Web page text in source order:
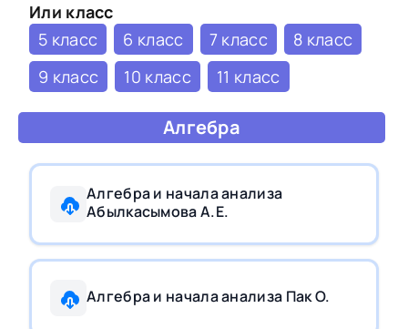
Или класс
5 класс
6 класс 7 класс
8 класс
9 класс
10 класс 11 класс
Алгебра
Алгебра и начала анализа
Абылкасымова А.Е.
Алгебра и начала анализа Пак О.